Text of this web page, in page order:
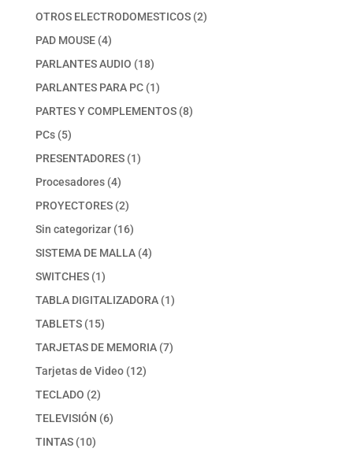
producto
OTROS ELECTRODOMESTICOS 22
PAD MOUSE 44
productos
PARLANTES AUDIO 1818
productos
PARLANTES PARA PC 11
producto
PARTES Y COMPLEMENTOS 88
PCs 55
productos
PRESENTADORES 11
Procesadores 44
productos
PROYECTORES 22
productos
Sin categorizar 1616
productos
SISTEMA DE MALLA 44
SWITCHES 11
producto
TABLA DIGITALIZADORA 11
TABLETS 1515
productos
TARJETAS DE MEMORIA 77
Tarjetas de Video 1212
TECLADO 22
productos
TELEVISIÓN 66
TINTAS 1010